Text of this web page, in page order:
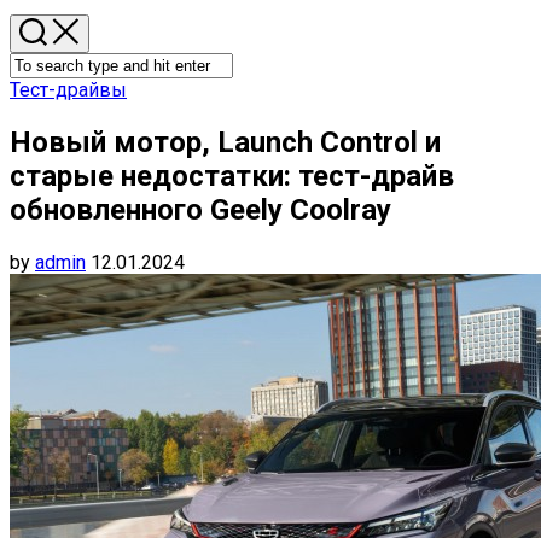
Тест-драйвы
Новый мотор, Launch Control и
старые недостатки: тест-драйв
обновленного Geely Coolray
by admin 12.01.2024